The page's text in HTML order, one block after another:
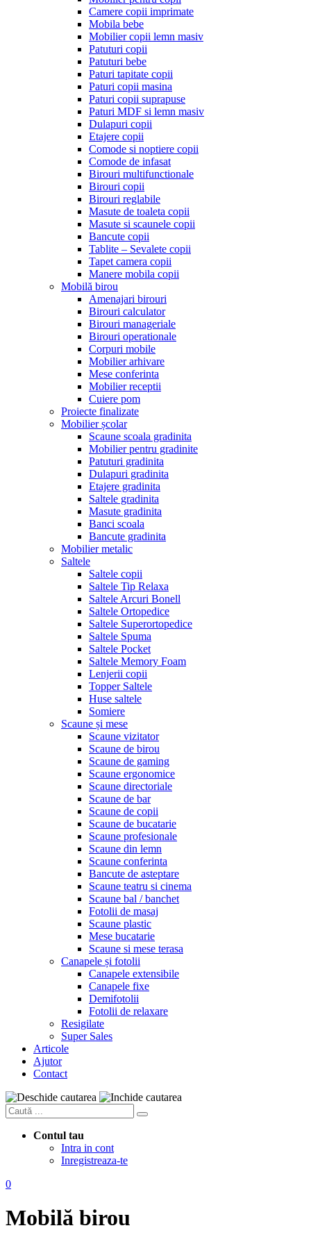
Camere copii imprimate
Mobila bebe
Mobilier copii lemn masiv
Patuturi copii
Patuturi bebe
Paturi tapitate copii
Paturi copii masina
Paturi copii suprapuse
Paturi MDF si lemn masiv
Dulapuri copii
Etajere copii
Comode si noptiere copii
Comode de infasat
Birouri multifunctionale
Birouri copii
Birouri reglabile
Masute de toaleta copii
Masute si scaunele copii
Bancute copii
Tablite – Sevalete copii
Tapet camera copii
Manere mobila copii
Mobilă birou
Amenajari birouri
Birouri calculator
Birouri manageriale
Birouri operationale
Corpuri mobile
Mobilier arhivare
Mese conferinta
Mobilier receptii
Cuiere pom
Proiecte finalizate
Mobilier școlar
Scaune scoala gradinita
Mobilier pentru gradinite
Patuturi gradinita
Dulapuri gradinita
Etajere gradinita
Saltele gradinita
Masute gradinita
Banci scoala
Bancute gradinita
Mobilier metalic
Saltele
Saltele copii
Saltele Tip Relaxa
Saltele Arcuri Bonell
Saltele Ortopedice
Saltele Superortopedice
Saltele Spuma
Saltele Pocket
Saltele Memory Foam
Lenjerii copii
Topper Saltele
Huse saltele
Somiere
Scaune și mese
Scaune vizitator
Scaune de birou
Scaune de gaming
Scaune ergonomice
Scaune directoriale
Scaune de bar
Scaune de copii
Scaune de bucatarie
Scaune profesionale
Scaune din lemn
Scaune conferinta
Bancute de asteptare
Scaune teatru si cinema
Scaune bal / banchet
Fotolii de masaj
Scaune plastic
Mese bucatarie
Scaune si mese terasa
Canapele și fotolii
Canapele extensibile
Canapele fixe
Demifotolii
Fotolii de relaxare
Resigilate
Super Sales
Articole
Ajutor
Contact
Contul tau
Intra in cont
Inregistreaza-te
0
Mobilă birou